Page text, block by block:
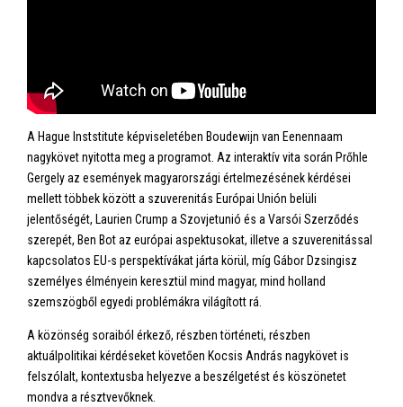
A Hague Inststitute képviseletében Boudewijn van Eenennaam
nagykövet nyitotta meg a programot. Az interaktív vita során Prőhle
Gergely az események magyarországi értelmezésének kérdései
mellett többek között a szuverenitás Európai Unión belüli
jelentőségét, Laurien Crump a Szovjetunió és a Varsói Szerződés
szerepét, Ben Bot az európai aspektusokat, illetve a szuverenitással
kapcsolatos EU-s perspektívákat járta körül, míg Gábor Dzsingisz
személyes élményein keresztül mind magyar, mind holland
szemszögből egyedi problémákra világított rá.
A közönség soraiból érkező, részben történeti, részben
aktuálpolitikai kérdéseket követően Kocsis András nagykövet is
felszólalt, kontextusba helyezve a beszélgetést és köszönetet
mondva a résztvevőknek.